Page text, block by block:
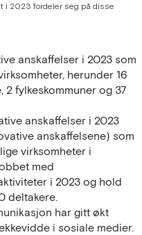
i 2023 fordeler seg på disse
anskaffelser i 2023 som
herunder 16
2 fylkeskommuner og 37
anskaffelser i 2023
anskaffelsene) som
virksomheter i
med
i 2023 og hold
deltakere.
har gitt økt
i sosiale medier.